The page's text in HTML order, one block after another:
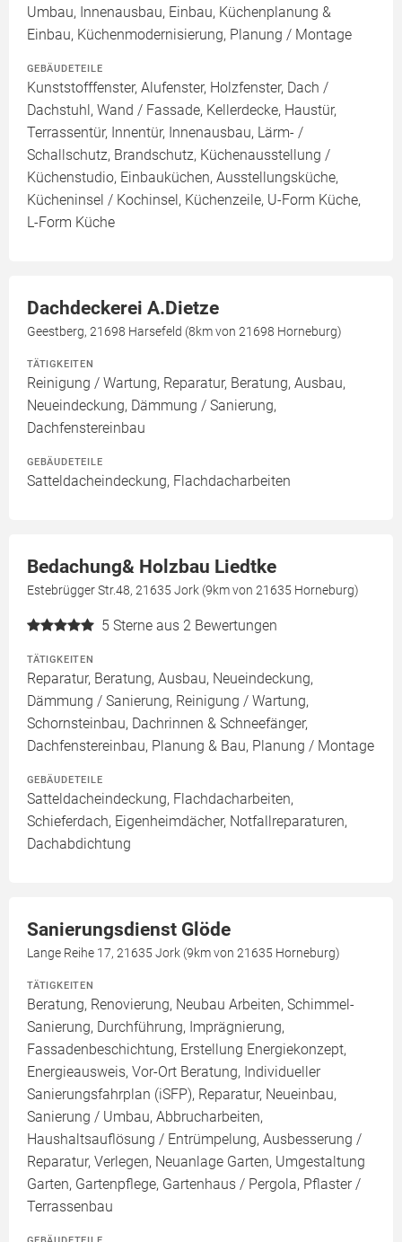
Umbau, Innenausbau, Einbau, Küchenplanung &
Einbau, Küchenmodernisierung, Planung / Montage
GEBÄUDETEILE
Kunststofffenster, Alufenster, Holzfenster, Dach /
Dachstuhl, Wand / Fassade, Kellerdecke, Haustür,
Terrassentür, Innentür, Innenausbau, Lärm- /
Schallschutz, Brandschutz, Küchenausstellung /
Küchenstudio, Einbauküchen, Ausstellungsküche,
Kücheninsel / Kochinsel, Küchenzeile, U-Form Küche,
L-Form Küche
Dachdeckerei A.Dietze
Geestberg, 21698 Harsefeld (8km von 21698 Horneburg)
TÄTIGKEITEN
Reinigung / Wartung, Reparatur, Beratung, Ausbau,
Neueindeckung, Dämmung / Sanierung,
Dachfenstereinbau
GEBÄUDETEILE
Satteldacheindeckung, Flachdacharbeiten
Bedachung& Holzbau Liedtke
Estebrügger Str.48, 21635 Jork (9km von 21635 Horneburg)
5 Sterne aus 2 Bewertungen
TÄTIGKEITEN
Reparatur, Beratung, Ausbau, Neueindeckung,
Dämmung / Sanierung, Reinigung / Wartung,
Schornsteinbau, Dachrinnen & Schneefänger,
Dachfenstereinbau, Planung & Bau, Planung / Montage
GEBÄUDETEILE
Satteldacheindeckung, Flachdacharbeiten,
Schieferdach, Eigenheimdächer, Notfallreparaturen,
Dachabdichtung
Sanierungsdienst Glöde
Lange Reihe 17, 21635 Jork (9km von 21635 Horneburg)
TÄTIGKEITEN
Beratung, Renovierung, Neubau Arbeiten, Schimmel-
Sanierung, Durchführung, Imprägnierung,
Fassadenbeschichtung, Erstellung Energiekonzept,
Energieausweis, Vor-Ort Beratung, Individueller
Sanierungsfahrplan (iSFP), Reparatur, Neueinbau,
Sanierung / Umbau, Abbrucharbeiten,
Haushaltsauflösung / Entrümpelung, Ausbesserung /
Reparatur, Verlegen, Neuanlage Garten, Umgestaltung
Garten, Gartenpflege, Gartenhaus / Pergola, Pflaster /
Terrassenbau